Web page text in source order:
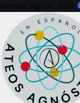
Skip
content
viernes, Ago 07, 2026